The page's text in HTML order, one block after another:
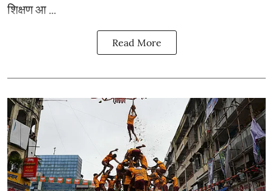
शिक्षण आ ...
Read More